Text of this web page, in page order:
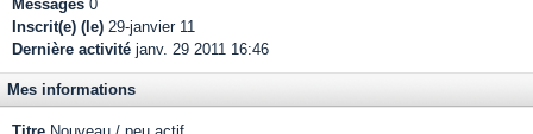
Messages 0
Inscrit(e) (le) 29-janvier 11
Dernière activité janv. 29 2011 16:46
Mes informations